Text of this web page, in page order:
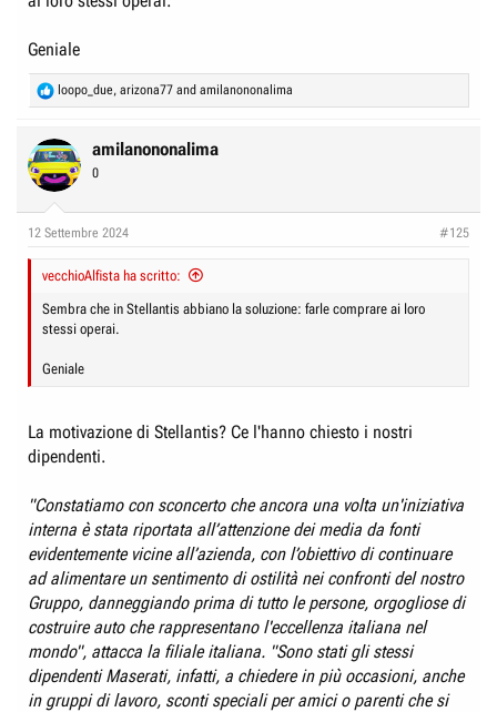
Geniale
R
e
c
t
i
s
loopo_due, arizona77 and amilanononalima
amilanononalima
0
12 Settembre 2024 #125
vecchioAlfista ha scritto:
Sembra che in Stellantis abbiano la soluzione: farle comprare ai loro
stessi operai.
Geniale
La motivazione di Stellantis? Ce l'hanno chiesto i nostri
dipendenti.
"Constatiamo con sconcerto che ancora una volta un'iniziativa
interna è stata riportata all’attenzione dei media da fonti
evidentemente vicine all’azienda, con l’obiettivo di continuare
ad alimentare un sentimento di ostilità nei confronti del nostro
Gruppo, danneggiando prima di tutto le persone, orgogliose di
costruire auto che rappresentano l'eccellenza italiana nel
mondo", attacca la filiale italiana. "Sono stati gli stessi
dipendenti Maserati, infatti, a chiedere in più occasioni, anche
in gruppi di lavoro, sconti speciali per amici o parenti che si